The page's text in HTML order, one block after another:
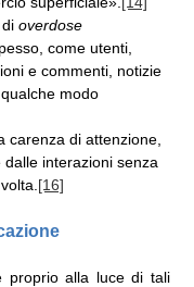
dioverdose
come utenti,
e commenti, notizie
modo
carenza di attenzione,
interazioni senza
[16]
proprio alla luce di tali